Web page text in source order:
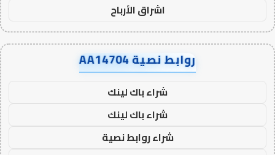
اشراق الأرباح
روابط نصية AA14704
شراء باك لينك
شراء باك لينك
شراء روابط نصية